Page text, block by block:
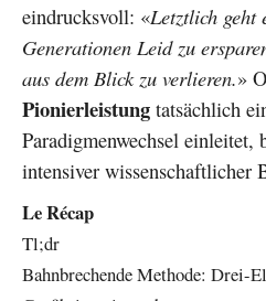
eindrucksvoll: «Letztlich geht
Generationen Leid zu
aus dem Blick zu verlieren.»
Pionierleistung tatsächlich
Paradigmenwechsel einleitet,
intensiver wissenschaftlicher
Le Récap
Tl;dr
Bahnbrechende Methode: Drei-